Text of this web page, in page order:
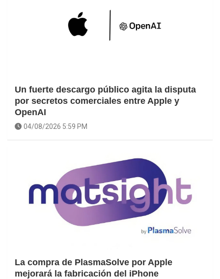
Un fuerte descargo público agita la disputa
por secretos comerciales entre Apple y
OpenAI
04/08/2026 5:59 PM
La compra de PlasmaSolve por Apple
mejorará la fabricación del iPhone